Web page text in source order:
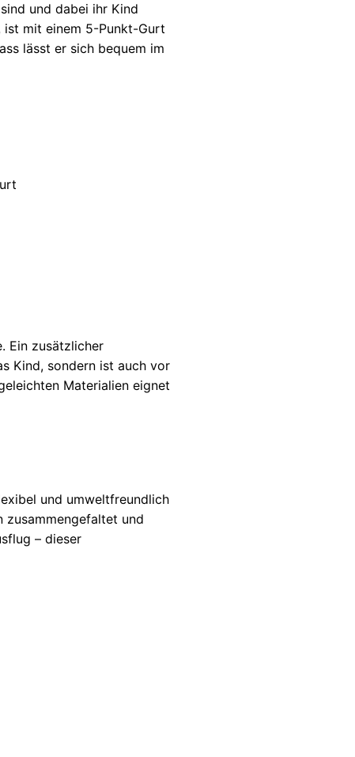
und dabei ihr Kind
mit einem 5-Punkt-Gurt
lässt er sich bequem im
Ein zusätzlicher
Kind, sondern ist auch vor
Materialien eignet
und umweltfreundlich
zusammengefaltet und
– dieser